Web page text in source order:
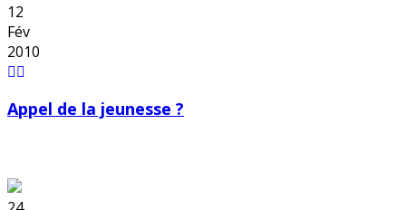
12
Fév
2010
Appel de la jeunesse ?